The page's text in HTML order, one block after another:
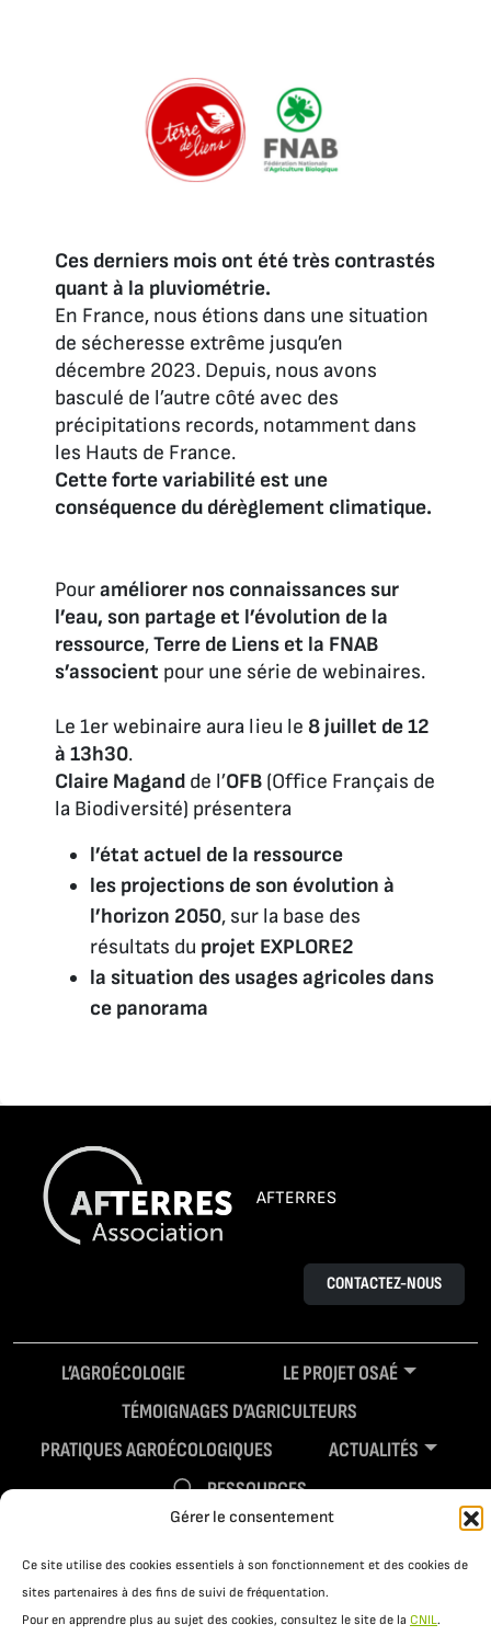
Gérer le consentement
Ce site utilise des cookies essentiels à son fonctionnement et des cookies de
sites partenaires à des fins de suivi de fréquentation.
Pour en apprendre plus au sujet des cookies, consultez le site de la CNIL.
Ces derniers mois ont été très contrastés
quant à la pluviométrie.
En France, nous étions dans une situation
de sécheresse extrême jusqu’en
décembre 2023. Depuis, nous avons
basculé de l’autre côté avec des
précipitations records, notamment dans
les Hauts de France.
Cette forte variabilité est une
conséquence du dérèglement climatique.
Pouraméliorer nos connaissances sur
l’eau, son partage et l’évolution de la
ressource,Terre de Liens et la FNAB
s’associent pour une série de webinaires.
Le 1er webinaire aura lieu le 8 juillet de 12
à 13h30.
Claire Magand de l’OFB (Office Français de
la Biodiversité) présentera
l’état actuel de la ressource
les projections de son évolution à
l’horizon 2050, sur la base des
résultats du projet EXPLORE2
la situation des usages agricoles dans
ce panorama
AFTERRES
CONTACTEZ-NOUS
L’AGROÉCOLOGIE
LE PROJET OSAÉ
TÉMOIGNAGES D’AGRICULTEURS
PRATIQUES AGROÉCOLOGIQUES
ACTUALITÉS
RESSOURCES